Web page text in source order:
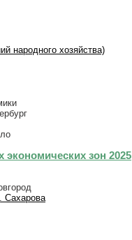
народного хозяйства)
зон 2025
Сахарова